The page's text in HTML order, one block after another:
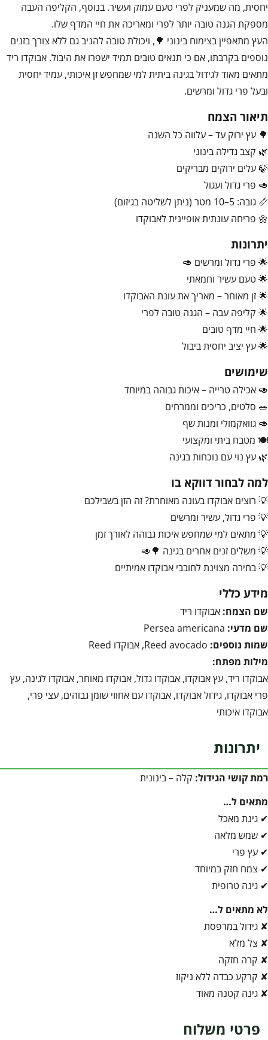
יחסית, מה שמעניק לפרי טעם עמוק ועשיר. בנוסף, הקליפה העבה
מספקת הגנה טובה יותר לפרי ומאריכה את חיי המדף שלו.
העץ מתאפיין בצימוח בינוני 🌳, ויכולת טובה להניב גם ללא צורך בזנים
נוספים בקרבתו, אם כי תנאים טובים תמיד ישפרו את היבול. אבוקדו ריד
מתאים מאוד לגידול בגינה ביתית למי שמחפש זן איכותי, עמיד יחסית
ובעל פרי גדול ומרשים.
תיאור הצמח
🌳 עץ ירוק עד – עלווה כל השנה
🌿 קצב גדילה בינוני
🍃 עלים ירוקים מבריקים
🥑 פרי גדול ועגול
📏 גובה: 5–10 מטר (ניתן לשליטה בגיזום)
🌼 פריחה עונתית אופיינית לאבוקדו
יתרונות
🌟 פרי גדול ומרשים 🥑
🌟 טעם עשיר וחמאתי
🌟 זן מאוחר – מאריך את עונת האבוקדו
🌟 קליפה עבה – הגנה טובה לפרי
🌟 חיי מדף טובים
🌟 עץ יציב יחסית ביבול
שימושים
🥑 אכילה טרייה – איכות גבוהה במיוחד
🥗 סלטים, כריכים וממרחים
🥑 גוואקמולי ומנות שף
🍽️ מטבח ביתי ומקצועי
🌿 עץ נוי עם נוכחות בגינה
למה לבחור דווקא בו
💡 רוצים אבוקדו בעונה מאוחרת? זה הזן בשבילכם
💡 פרי גדול, עשיר ומרשים
💡 מתאים למי שמחפש איכות גבוהה לאורך זמן
💡 משלים זנים אחרים בגינה 🌳🥑
💡 בחירה מצוינת לחובבי אבוקדו אמיתיים
מידע כללי
שם הצמח: אבוקדו ריד
שם מדעי:
שמות נוספים:
מילות מפתח:
אבוקדו ריד, עץ אבוקדו, אבוקדו גדול, אבוקדו מאוחר, אבוקדו לגינה, עץ
פרי אבוקדו, גידול אבוקדו, אבוקדו עם אחוזי שומן גבוהים, עצי פרי,
אבוקדו איכותי
יתרונות
רמת קושי הגידול: קלה – בינונית
מתאים ל…
✔ גינת מאכל
✔ שמש מלאה
✔ עץ פרי
✔ צמח חזק במיוחד
✔ גינה טרופית
לא מתאים ל…
✘ גידול במרפסת
✘ צל מלא
✘ קרה חזקה
✘ קרקע כבדה ללא ניקוז
✘ גינה קטנה מאוד
פרטי משלוח